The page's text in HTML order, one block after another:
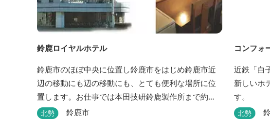
鈴鹿ロイヤルホテル
鈴鹿市のほぼ中央に位置し鈴鹿市をはじめ鈴鹿市近
辺の移動にも辺の移動にも、とても便利な場所に位
置します。お仕事では本田技研鈴鹿製作所まで約
500m、行楽では鈴鹿サーキット様まで約1,3キロ、
北勢 鈴鹿市
コンフォ
近鉄「白
新しいホ
ビジネス
北勢